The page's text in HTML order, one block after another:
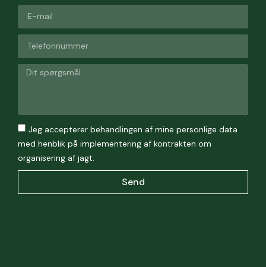
Jeg accepterer behandlingen af mine personlige data
med henblik på implementering af kontrakten om
organisering af jagt.
Send